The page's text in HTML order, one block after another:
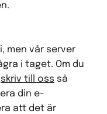
men vår server
i taget. Om du
skriv till oss så
din e-
att det är